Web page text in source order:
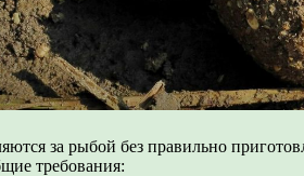
за рыбой без правильно
требования: